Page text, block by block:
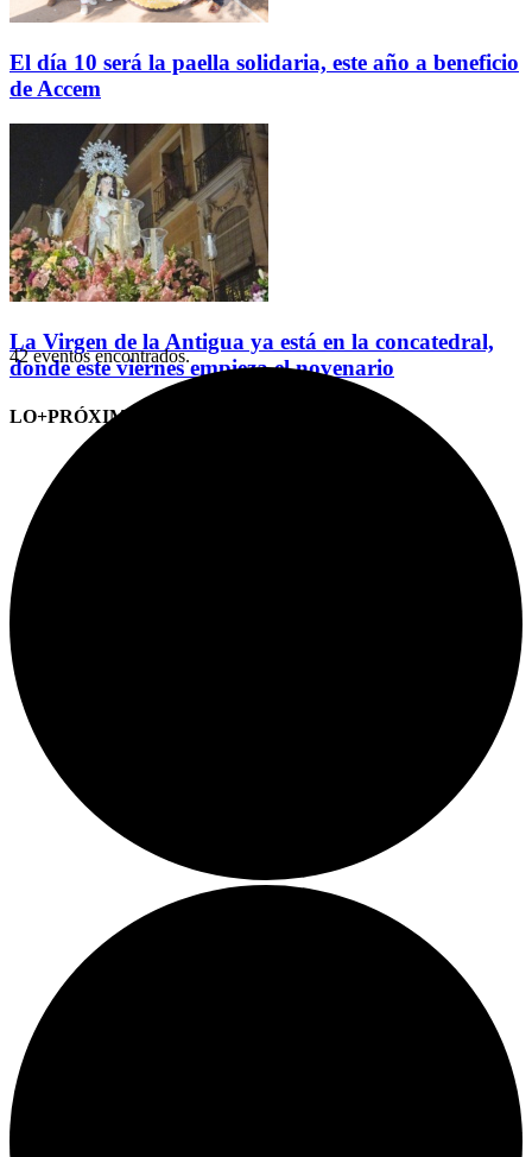
El día 10 será la paella solidaria, este año a beneficio
de Accem
La Virgen de la Antigua ya está en la concatedral,
donde este viernes empieza el novenario
LO+PRÓXIMO (CITAS)
42 eventos encontrados.